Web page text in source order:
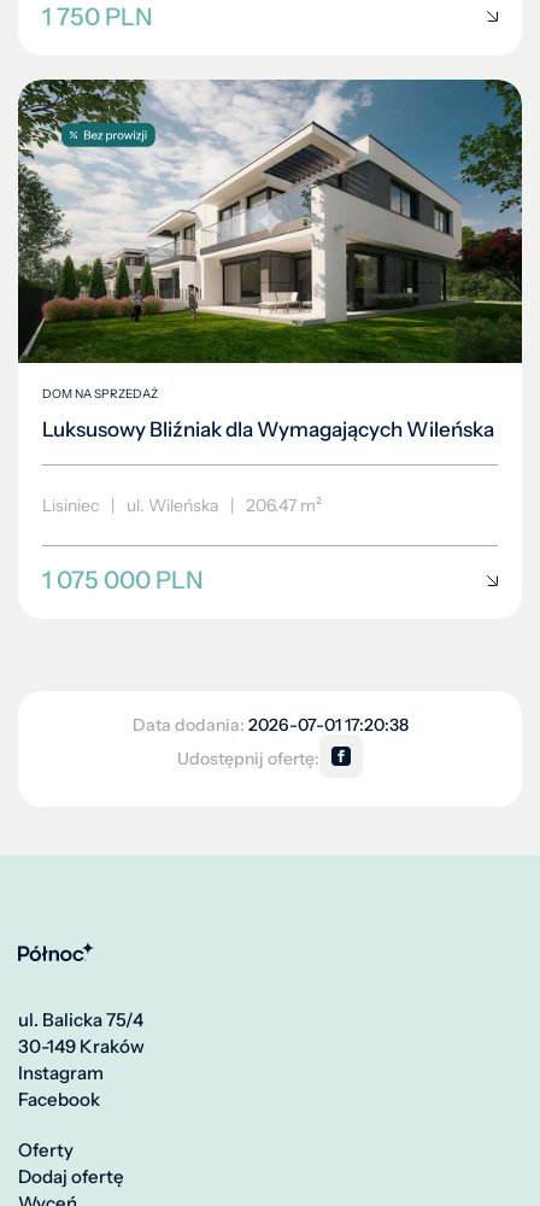
1 750 PLN
DOM NA SPRZEDAŻ
Luksusowy Bliźniak dla Wymagających Wileńska
Lisiniec | ul. Wileńska | 206.47 m²
1 075 000 PLN
Data dodania: 2026-07-01 17:20:38
Udostępnij ofertę:
ul. Balicka 75/4
30-149 Kraków
Instagram
Facebook
Oferty
Dodaj ofertę